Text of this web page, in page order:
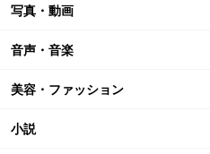
写真・動画
音声・音楽
美容・ファッション
小説